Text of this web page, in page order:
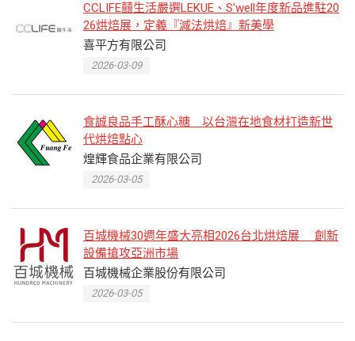
CCLIFE囍生活嚴選LEKUE、S'well年度新品進駐20
26烘焙展，定義『減法烘焙』新美學
喜平方有限公司
2026-03-09
食誠良品手工酥心糖 以台灣在地食材打造新世
代烘焙點心
煌輝食品企業有限公司
2026-03-05
百城機械30週年盛大亮相2026台北烘焙展 創新
設備搶攻亞洲市場
百城機械企業股份有限公司
2026-03-05